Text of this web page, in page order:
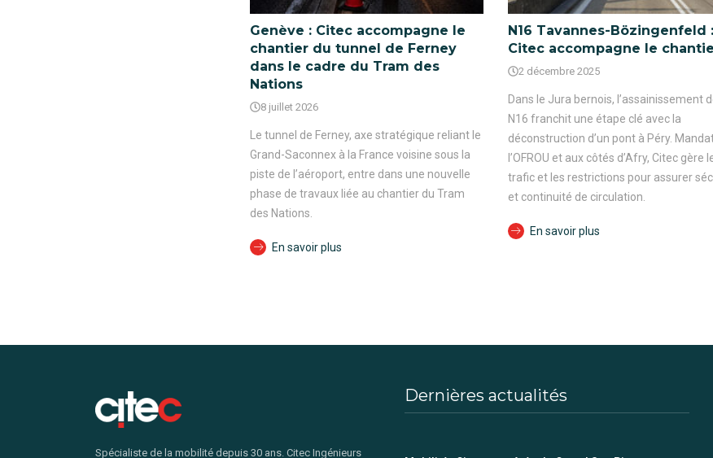
Genève : Citec accompagne le
chantier du tunnel de Ferney
dans le cadre du Tram des
Nations
8 juillet 2026
Le tunnel de Ferney, axe stratégique reliant le
Grand-Saconnex à la France voisine sous la
piste de l’aéroport, entre dans une nouvelle
phase de travaux liée au chantier du Tram
des Nations.
En savoir plus
N16 Tavannes-Bözingenfeld :
Citec accompagne le
2 décembre 2025
Dans le Jura bernois, l’assainissement
N16 franchit une étape clé avec la
déconstruction d’un pont à Péry.
l’OFROU et aux côtés d’Afry, Citec gère
trafic et les restrictions pour assurer
et continuité de circulation.
En savoir plus
Spécialiste de la mobilité depuis 30 ans. Citec Ingénieurs
Dernières actualités